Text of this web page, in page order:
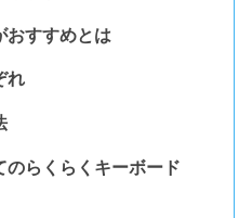
おすすめとは
れ
らくらくキーボード